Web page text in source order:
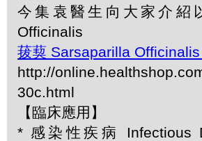
今集袁醫生向大家介紹
Officinalis
菝葜 Sarsaparilla Officinalis
http://
30c.html
【臨床應用】
* 感染性疾病 Infectious